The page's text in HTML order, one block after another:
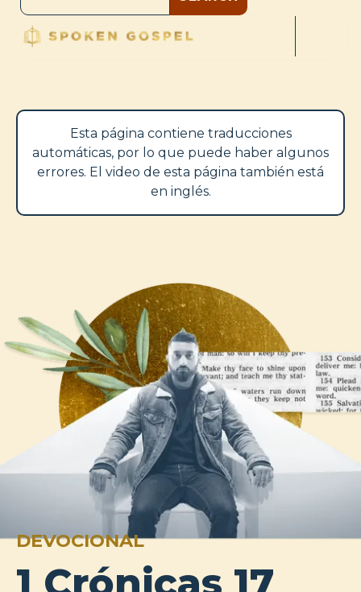
Esta página contiene traducciones
automáticas, por lo que puede haber algunos
errores. El video de esta página también está
en inglés.
DEVOCIONAL